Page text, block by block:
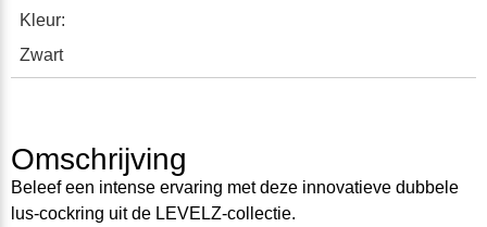
Kleur:
Zwart
Omschrijving
Be leefeen intense ervaring met deze innovatieve dubbele
lus-cockring uit de LEVELZ-collectie.